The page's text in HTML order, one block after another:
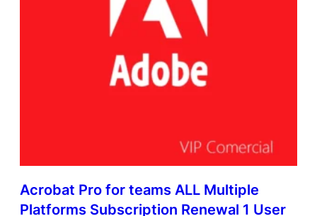
Acrobat Pro for teams ALL Multiple
Platforms Subscription Renewal 1 User